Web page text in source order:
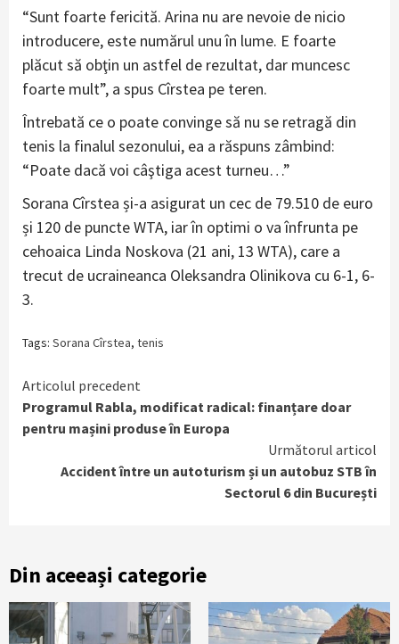
“Sunt foarte fericită. Arina nu are nevoie de nicio
introducere, este numărul unu în lume. E foarte
plăcut să obţin un astfel de rezultat, dar muncesc
foarte mult”, a spus Cîrstea pe teren.
Întrebată ce o poate convinge să nu se retragă din
tenis la finalul sezonului, ea a răspuns zâmbind:
“Poate dacă voi câştiga acest turneu…”
Sorana Cîrstea și-a asigurat un cec de 79.510 de euro
și 120 de puncte WTA, iar în optimi o va înfrunta pe
cehoaica Linda Noskova (21 ani, 13 WTA), care a
trecut de ucraineanca Oleksandra Olinikova cu 6-1, 6-
3.
Tags: Sorana Cîrstea, tenis
Continue
Reading
Articolul precedent
Programul Rabla, modificat radical: finanțare doar
pentru mașini produse în Europa
Următorul articol
Accident între un autoturism și un autobuz STB în
Sectorul 6 din București
Din aceeași categorie